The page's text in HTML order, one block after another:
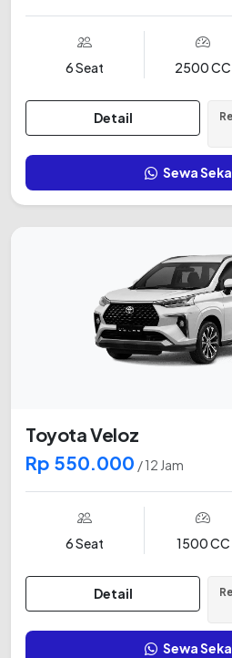
6 Seat 2500 CC
Detail
Sewa
Toyota Veloz
Rp 550.000 / 12 Jam
6 Seat 1500 CC
Detail
Sewa